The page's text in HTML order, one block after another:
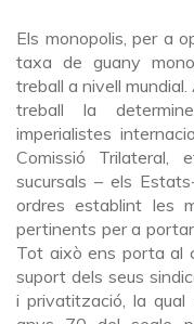
Els monopolis, per a
taxa de guany
treball a nivell
treball la
imperialistes
Comissió
sucursals – els
ordres establint les
pertinents per a
Tot això ens porta al
suport dels seus
i privatització, la qual